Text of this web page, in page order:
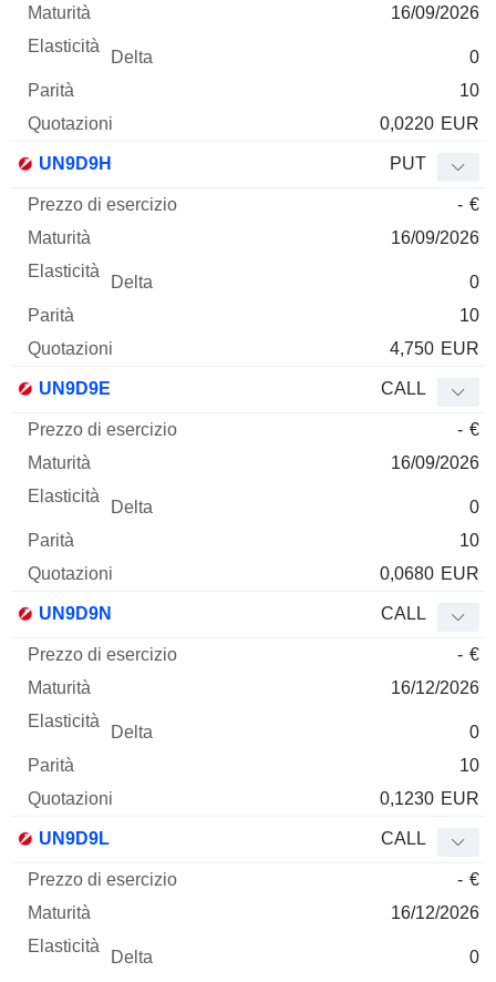
16/09/2026
0
10
0,0220 EUR
UN9D9H PUT
- €
16/09/2026
0
10
4,750 EUR
UN9D9E CALL
- €
16/09/2026
0
10
0,0680 EUR
UN9D9N CALL
- €
16/12/2026
0
10
0,1230 EUR
UN9D9L CALL
- €
16/12/2026
0